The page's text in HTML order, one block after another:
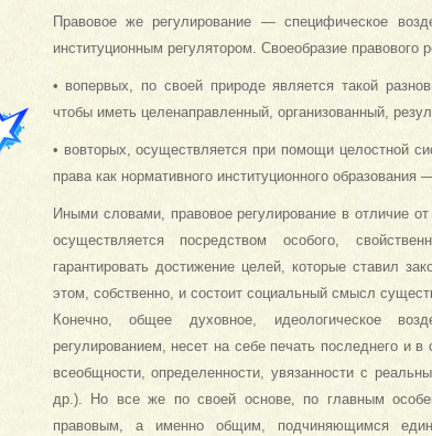
Правовое же регулирование — специфическое
институционным регулятором. Своеобразие правового
• вопервых, по своей природе является такой
чтобы иметь целенаправленный, организованный,
• вовторых, осуществляется при помощи целостной
права как нормативного институционного образования
Иными словами, правовое регулирование в отличие
осуществляется посредством особого,
гарантировать достижение целей, которые ставил
этом, собственно, и состоит социальный смысл
Конечно, общее духовное, идеологическое
регулированием, несет на себе печать последнего и
всеобщности, определенности, увязанности с
др.). Но все же по своей основе, по главным
правовым, а именно общим, подчиняющимся